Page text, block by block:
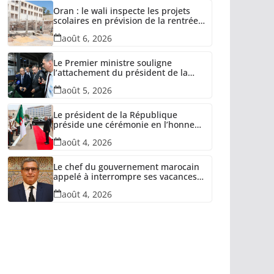
Oran : le wali inspecte les projets
scolaires en prévision de la rentrée
2026-2027
août 6, 2026
Le Premier ministre souligne
l’attachement du président de la
République à la relance des unités
industrielles confisquées dans le
détournés
août 5, 2026
Le président de la République
préside une cérémonie en l’honneur
des retraités de l’ANP, des familles
de martyrs du devoir national et
lutte antiterroriste
août 4, 2026
Le chef du gouvernement marocain
appelé à interrompre ses vacances
et quitter l’Espagne
août 4, 2026